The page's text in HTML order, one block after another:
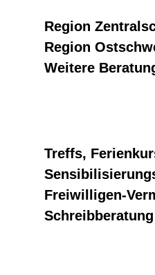
Region
Region
Weitere
Treffs,
Freiwilligen-
Schreibberatung